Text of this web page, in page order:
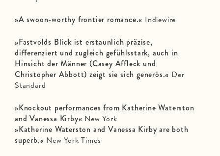
»A swoon-worthy frontier romance.« Indiewire
»Fastvolds Blick ist erstaunlich präzise,
differenziert und zugleich gefühlsstark, auch in
Hinsicht der Männer (Casey Affleck und
Christopher Abbott) zeigt sie sich generös.« Der
Standard
»Knockout performances from Katherine Waterston
and Vanessa Kirby« New York
»Katherine Waterston and Vanessa Kirby are both
superb.« New York Times